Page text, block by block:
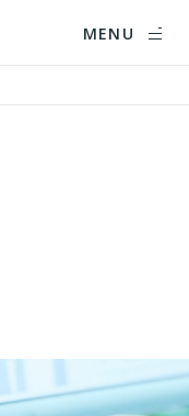
MENU